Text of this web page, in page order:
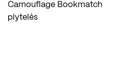
Camouflage Bookmatch
plytelės